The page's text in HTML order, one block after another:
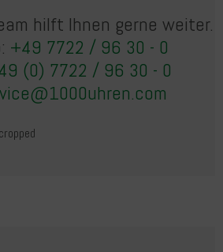
hilft Ihnen gerne weiter.
+49 7722 / 96 30 - 0
(0) 7722 / 96 30 - 0